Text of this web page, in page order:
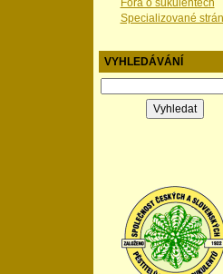
Fóra o sukulentech
Specializované
VYHLEDÁVÁNÍ